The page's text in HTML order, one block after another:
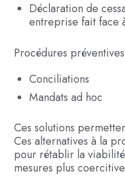
Déclaration de
entreprise fait face
Procédures
Conciliations
Mandats ad hoc
Ces solutions
Ces alternatives à la
pour rétablir la
mesures plus